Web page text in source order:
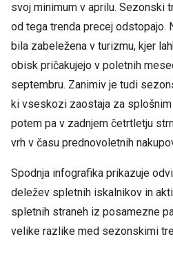
svoj minimum v aprilu. Sezonski
od tega trenda precej odstopajo.
bila zabeležena v turizmu, kjer
obisk pričakujejo v poletnih
septembru. Zanimiv je tudi
ki vseskozi zaostaja za
potem pa v zadnjem četrtletju
vrh v času prednovoletnih
Spodnja infografika prikazuje
deležev spletnih iskalnikov in
spletnih straneh iz posamezne
velike razlike med sezonskimi